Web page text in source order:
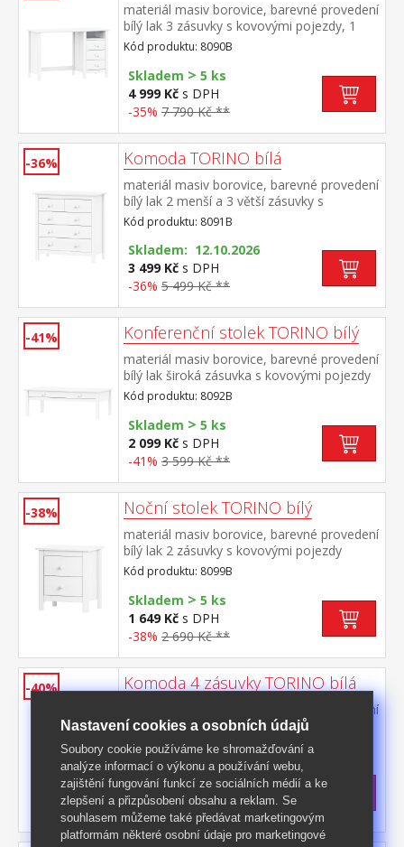
materiál masiv borovice, barevné provedení
bílý lak 3 zásuvky s kovovými pojezdy, 1
police
Kód produktu: 8090B
Skladem > 5 ks
4 999 Kč s DPH
-35% 7 790 Kč **
-36% Komoda TORINO bílá
materiál masiv borovice, barevné provedení
bílý lak 2 menší a 3 větší zásuvky s
kovovými pojezdy
Kód produktu: 8091B
Skladem: 12.10.2026
3 499 Kč s DPH
-36% 5 499 Kč **
-41% Konferenční stolek TORINO bílý
materiál masiv borovice, barevné provedení
bílý lak široká zásuvka s kovovými pojezdy
Kód produktu: 8092B
Skladem > 5 ks
2 099 Kč s DPH
-41% 3 599 Kč **
-38% Noční stolek TORINO bílý
materiál masiv borovice, barevné provedení
bílý lak 2 zásuvky s kovovými pojezdy
Kód produktu: 8099B
Skladem > 5 ks
1 649 Kč s DPH
-38% 2 690 Kč **
-40% Komoda 4 zásuvky TORINO bílá
materiál masiv borovice, barevné provedení
bílý lak 4 zásuvky s kovovými pojezdy
Kód produktu: 8098B
Skladem: 12.10.2026
2 299 Kčs DPH
-40% 3 890 Kč **
Nastavení cookies a osobních údajů
Soubory cookie používáme ke shromažďování a
analýze informací o výkonu a používání webu,
zajištění fungování funkcí ze sociálních médií a ke
zlepšení a přizpůsobení obsahu a reklam. Se
souhlasem můžeme také předávat marketingovým
platformám některé osobní údaje pro marketingové